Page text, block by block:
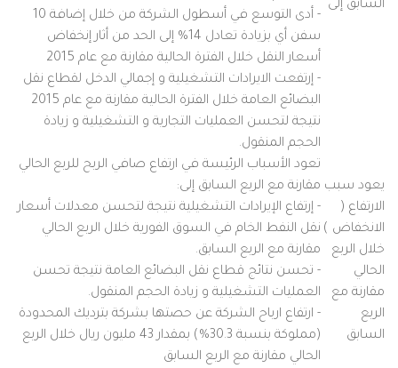
السابق إلى
- أدى التوسع في أسطول الشركة من خلال إضافة 10
سفن أي بزيادة تعادل 14% إلى الحد من أثار إنخفاض
أسعار النقل خلال الفترة الحالية مقارنة مع عام 2015
- إرتفعت الايرادات التشغيلية و إجمالي الدخل لقطاع نقل
البضائع العامة خلال الفترة الحالية مقارنة مع عام 2015
نتيجة لتحسن العمليات التجارية و التشغيلية و زيادة
الحجم المنقول.
يعود سبب
الارتفاع (
الانخفاض )
خلال الربع
الحالي
مقارنة مع
الربع
السابق
تعود الأسباب الرئيسة في ارتفاع صافي الربح للربع الحالي
مقارنة مع الربع السابق إلى:
- إرتفاع الإيرادات التشغيلية نتيجة لتحسن معدلات أسعار
نقل النفط الخام في السوق الفورية خلال الربع الحالي
مقارنة مع الربع السابق.
- تحسن نتائج قطاع نقل البضائع العامة نتيجة تحسن
العمليات التشغيلية و زيادة الحجم المنقول.
- ارتفاع ارباح الشركة عن حصتها بشركة بترديك المحدودة
(مملوكة بنسبة 30.3%) بمقدار 43 مليون ريال خلال الربع
الحالي مقارنة مع الربع السابق